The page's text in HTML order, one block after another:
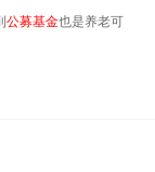
公募基金也是养老可